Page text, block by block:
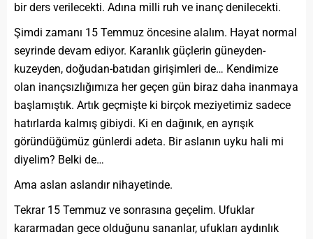
bir ders verilecekti. Adına milli ruh ve inanç denilecekti.
Şimdi zamanı 15 Temmuz öncesine alalım. Hayat normal
seyrinde devam ediyor. Karanlık güçlerin güneyden-
kuzeyden, doğudan-batıdan girişimleri de… Kendimize
olan inançsızlığımıza her geçen gün biraz daha inanmaya
başlamıştık. Artık geçmişte ki birçok meziyetimiz sadece
hatırlarda kalmış gibiydi. Ki en dağınık, en ayrışık
göründüğümüz günlerdi adeta. Bir aslanın uyku hali mi
diyelim? Belki de…
Ama aslan aslandır nihayetinde.
Tekrar 15 Temmuz ve sonrasına geçelim. Ufuklar
kararmadan gece olduğunu sananlar, ufukları aydınlık